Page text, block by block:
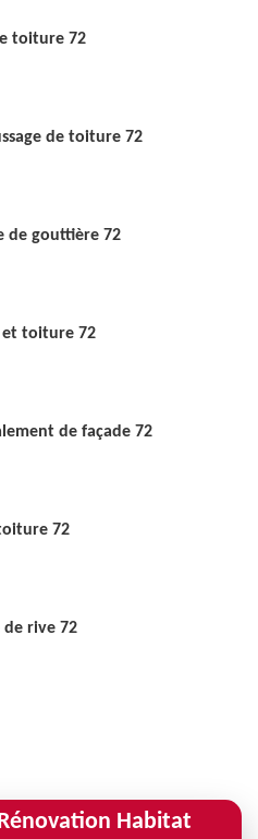
toiture 72
de toiture 72
de gouttière 72
et toiture 72
de façade 72
72
de rive 72
Habitat